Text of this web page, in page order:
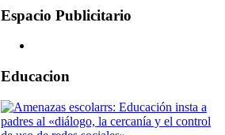
Espacio Publicitario
Educacion